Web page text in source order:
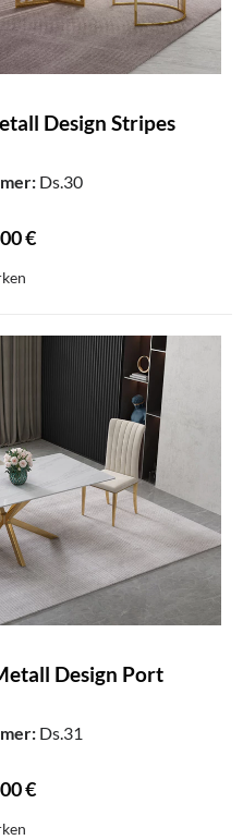
Design Stripes
Ds.30
€
Design Port
Ds.31
€